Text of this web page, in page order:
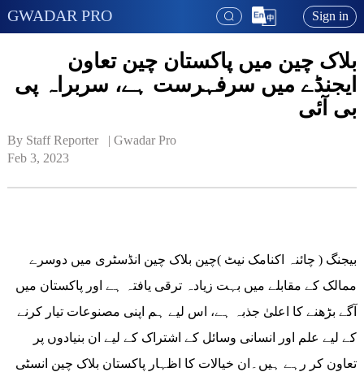
GWADAR PRO Sign in
بلاک چین میں پاکستان چین تعاون
ایجنڈے میں سرفہرست ہے، سربراہ پی
بی آئی
By Staff Reporter   | Gwadar Pro
Feb 3, 2023
بیجنگ ( چائنہ اکنامک نیٹ )چین بلاک چین انڈسٹری میں دوسرے
ممالک کے مقابلے میں بہت زیادہ ترقی یافتہ ہے اور پاکستان میں
آگے بڑھنے کا اعلیٰ جذبہ ہے، اس لیے ہم اپنی مصنوعات تیار کرنے
کے لیے علم اور انسانی وسائل کے اشتراک کے لیے ان بنیادوں پر
تعاون کر رہے ہیں۔ان خیالات کا اظہار پاکستان بلاک چین انسٹی